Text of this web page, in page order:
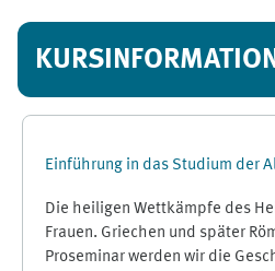
KURSINFORMATION
Einführung in das Studium der
Die heiligen Wettkämpfe des
Frauen. Griechen und später
Proseminar werden wir die